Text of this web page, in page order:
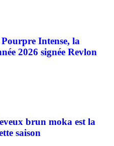
Intense, la
2026 signée Revlon
brun moka est la
saison